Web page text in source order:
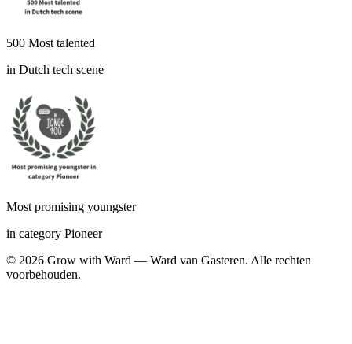
500 Most talented
in Dutch tech scene
Most promising youngster
in category Pioneer
© 2026 Grow with Ward — Ward van Gasteren. Alle rechten
voorbehouden.